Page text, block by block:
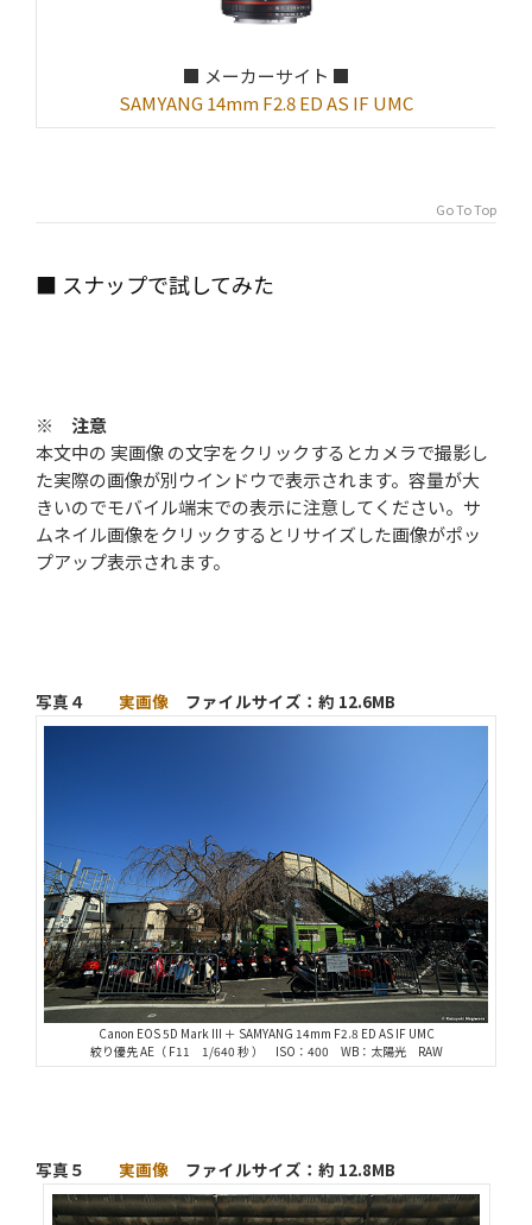
■ メーカーサイト ■
SAMYANG 14mm F2.8 ED AS IF UMC
Go To Top
■ スナップで試してみた
※ 注意
本文中の 実画像の文字をクリックするとカメラで撮影し
た実際の画像が別ウインドウで表示されます。容量が大
きいのでモバイル端末での表示に注意してください。サ
ムネイル画像をクリックするとリサイズした画像がポッ
プアップ表示されます。
写真４ 実画像 ファイルサイズ：約 12.6MB
Canon EOS 5D Mark III ＋ SAMYANG 14mm F2.8 ED AS IF UMC
絞り優先 AE（ F11 1/640 秒 ） ISO：400 WB：太陽光 RAW
写真５ 実画像 ファイルサイズ：約 12.8MB